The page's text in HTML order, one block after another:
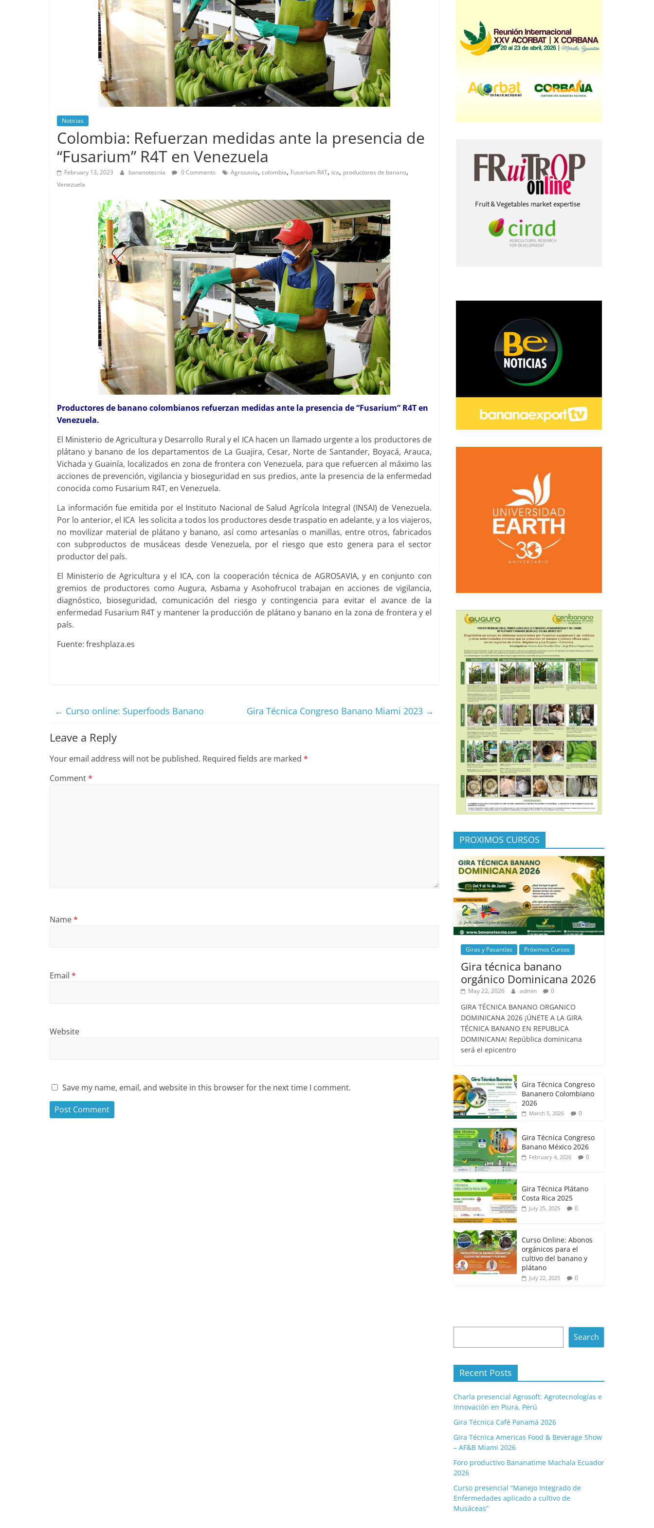
Noticias
Colombia: Refuerzan medidas ante la presencia de
“Fusarium” R4T en Venezuela
February 13, 2023 bananotecnia 0 Comments Agrosavia, colombia, Fusarium R4T, ica, productores de banano,
Venezuela
Productores de banano colombianos refuerzan medidas ante la presencia de “Fusarium” R4T en
Venezuela.
El Ministerio de Agricultura y Desarrollo Rural y el ICA hacen un llamado urgente a los productores de
plátano y banano de los departamentos de La Guajira, Cesar, Norte de Santander, Boyacá, Arauca,
Vichada y Guainía, localizados en zona de frontera con Venezuela, para que refuercen al máximo las
acciones de prevención, vigilancia y bioseguridad en sus predios, ante la presencia de la enfermedad
conocida como Fusarium R4T, en Venezuela.
La información fue emitida por el Instituto Nacional de Salud Agrícola Integral (INSAI) de Venezuela.
Por lo anterior, el ICA les solicita a todos los productores desde traspatio en adelante, y a los viajeros,
no movilizar material de plátano y banano, así como artesanías o manillas, entre otros, fabricados
con subproductos de musáceas desde Venezuela, por el riesgo que esto genera para el sector
productor del país.
El Ministerio de Agricultura y el ICA, con la cooperación técnica de AGROSAVIA, y en conjunto con
gremios de productores como Augura, Asbama y Asohofrucol trabajan en acciones de vigilancia,
diagnóstico, bioseguridad, comunicación del riesgo y contingencia para evitar el avance de la
enfermedad Fusarium R4T y mantener la producción de plátano y banano en la zona de frontera y el
país.
Fuente: freshplaza.es
← Curso online: Superfoods Banano Gira Técnica Congreso Banano Miami 2023 →
Leave a Reply
Your email address will not be published. Required fields are marked *
Comment*
Name*
Email *
Website
Save my name, email, and website in this browser for the next time I comment.
PROXIMOS CURSOS
Giras y Pasantías Próximos Cursos
Gira técnica banano
orgánico Dominicana 2026
May 22, 2026 admin 0
GIRA TÉCNICA BANANO ORGANICO
DOMINICANA 2026 ¡ÚNETE A LA GIRA
TÉCNICA BANANO EN REPUBLICA
DOMINICANA! República dominicana
será el epicentro
Gira Técnica Congreso
Bananero Colombiano
2026
March 5, 2026 0
Gira Técnica Congreso
Banano México 2026
February 4, 2026 0
Gira Técnica Plátano
Costa Rica 2025
July 25, 2025 0
Curso Online: Abonos
orgánicos para el
cultivo del banano y
plátano
July 22, 2025 0
Search
Recent Posts
Charla presencial Agrosoft: Agrotecnologías e
Innovación en Piura, Perú
Gira Técnica Café Panamá 2026
Gira Técnica Americas Food & Beverage Show
– AF&B Miami 2026
Foro productivo Bananatime Machala Ecuador
2026
Curso presencial “Manejo Integrado de
Enfermedades aplicado a cultivo de
Musáceas”